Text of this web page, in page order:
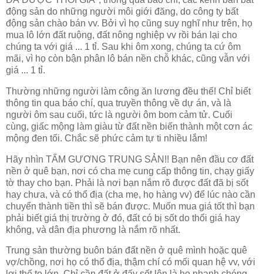
động sản do những người môi giới đăng, do công ty bất
động sản chào bán vv. Bởi vì họ cũng suy nghĩ như trên, họ
mua lô lớn đất ruộng, đất nông nghiệp vv rồi bán lại cho
chúng ta với giá ... 1 tỉ. Sau khi ôm xong, chúng ta cứ ôm
mãi, vì họ còn bận phân lô bán nền chỗ khác, cũng vẫn với
giá ... 1 tỉ.
Thường những người làm công ăn lương đều thế! Chỉ biết
thông tin qua báo chí, qua truyền thông về dự án, và là
người ôm sau cuối, tức là người ôm bom cảm tử. Cuối
cùng, giấc mộng làm giàu từ đất nền biến thành một cơn ác
mộng đen tối. Chắc sẽ phức cảm tự ti nhiều lắm!
Hãy nhìn TẤM GƯƠNG TRUNG SẢN!! Bạn nên đầu cơ đất
nền ở quê bạn, nơi có cha mẹ cung cấp thông tin, chạy giấy
tờ thay cho bạn. Phải là nơi bạn nắm rõ được đất đã bị sốt
hay chưa, và có thổ địa (cha mẹ, họ hàng vv) để lúc nào cần
chuyển thành tiền thì sẽ bán được. Muốn mua giá tốt thì bạn
phải biết giá thị trường ở đó, đất có bị sốt do thổi giá hay
không, và dân địa phương là nắm rõ nhất.
Trung sản thường buôn bán đất nền ở quê mình hoặc quê
vợ/chồng, nơi họ có thổ địa, thậm chí có mối quan hệ vv, với